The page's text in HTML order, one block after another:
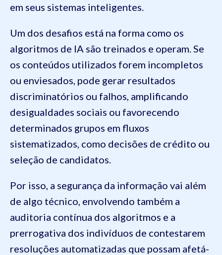
em seus sistemas inteligentes.
Um dos desafios está na forma como os
algoritmos de IA são treinados e operam. Se
os conteúdos utilizados forem incompletos
ou enviesados, pode gerar resultados
discriminatórios ou falhos, amplificando
desigualdades sociais ou favorecendo
determinados grupos em fluxos
sistematizados, como decisões de crédito ou
seleção de candidatos.
Por isso, a segurança da informação vai além
de algo técnico, envolvendo também a
auditoria contínua dos algoritmos e a
prerrogativa dos indivíduos de contestarem
resoluções automatizadas que possam afetá-